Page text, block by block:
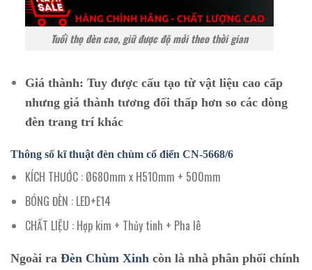
Tuổi thọ đèn cao, giữ được độ mới theo thời gian
Giá thành: Tuy được cấu tạo từ vật liệu cao cấp
nhưng giá thành tương đối thấp hơn so các dòng
đèn trang trí khác
Thông số kĩ thuật đèn chùm cổ điển CN-5668/6
KÍCH THƯỚC : Ø680mm x H510mm + 500mm
BÓNG ĐÈN : LED+E14
CHẤT LIỆU : Hợp kim + Thủy tinh + Pha lê
Ngoài ra Đèn Chùm Xinh còn là nhà phân phối chính